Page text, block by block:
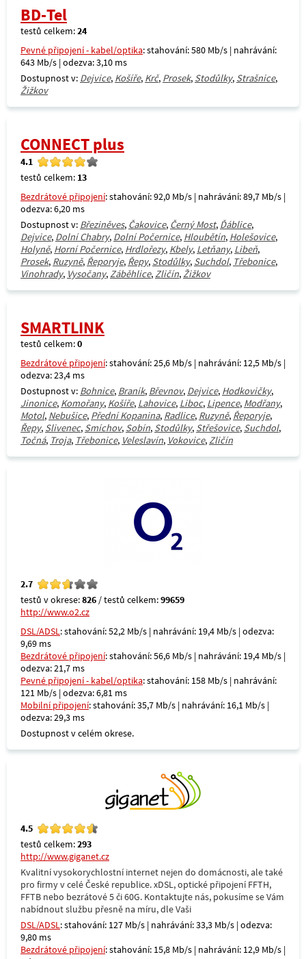
BD-Tel
testů celkem:24
Pevné připojení - kabel/optika: stahování: 580 Mb/s | nahrávání:
643 Mb/s | odezva: 3,10 ms
Dostupnost v: Dejvice, Košíře, Krč, Prosek, Stodůlky, Strašnice,
Žižkov
CONNECT plus
4.1
testů celkem: 13
Bezdrátové připojení: stahování: 92,0 Mb/s | nahrávání: 89,7 Mb/s |
odezva: 6,20 ms
Dostupnost v: Březiněves, Čakovice, Černý Most, Ďáblice,
Dejvice, Dolní Chabry, Dolní Počernice, Hloubětín, Holešovice,
Holyně, Horní Počernice, Hrdlořezy, Kbely, Letňany, Libeň,
Prosek, Ruzyně, Řeporyje, Řepy, Stodůlky, Suchdol, Třebonice,
Vinohrady, Vysočany,Záběhlice,Zličín,Žižkov
SMARTLINK
testů celkem:0
Bezdrátové připojení: stahování: 25,6 Mb/s | nahrávání: 12,5 Mb/s |
odezva: 23,4 ms
Dostupnost v: Bohnice, Braník, Břevnov, Dejvice, Hodkovičky,
Jinonice, Komořany, Košíře, Lahovice, Liboc, Lipence, Modřany,
Motol, Nebušice, Přední Kopanina, Radlice, Ruzyně, Řeporyje,
Řepy, Slivenec, Smíchov, Sobín, Stodůlky, Střešovice, Suchdol,
Točná, Troja, Třebonice, Veleslavín, Vokovice,Zličín
2.7
testů v okrese:826 / testů celkem:99659
http://www.o2.cz
DSL/ADSL: stahování: 52,2 Mb/s | nahrávání: 19,4 Mb/s | odezva:
9,69 ms
Bezdrátové připojení: stahování: 56,6 Mb/s | nahrávání: 19,4 Mb/s |
odezva: 21,7 ms
Pevné připojení - kabel/optika: stahování: 158 Mb/s | nahrávání:
121 Mb/s | odezva: 6,81 ms
Mobilní připojení: stahování: 35,7 Mb/s | nahrávání: 16,1 Mb/s |
odezva: 29,3 ms
Dostupnost v celém okrese.
4.5
testů celkem:293
http://www.giganet.cz
Kvalitní vysokorychlostní internet nejen do domácnosti, ale také
pro firmy v celé České republice. xDSL, optické připojení FFTH,
FFTB nebo bezrátové 5 či 60G. Kontaktujte nás, pokusíme se Vám
nabídnout službu přesně na míru, dle Vaši
DSL/ADSL: stahování: 127 Mb/s | nahrávání: 33,3 Mb/s | odezva:
9,80 ms
Bezdrátové připojení: stahování: 15,8 Mb/s | nahrávání: 12,9 Mb/s |